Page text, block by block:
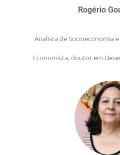
Rogério
Analista de Socioeconomia
Economista, doutor em